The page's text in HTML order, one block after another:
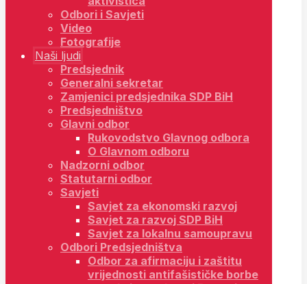
Odbori i Savjeti
Video
Fotografije
Naši ljudi
Predsjednik
Generalni sekretar
Zamjenici predsjednika SDP BiH
Predsjedništvo
Glavni odbor
Rukovodstvo Glavnog odbora
O Glavnom odboru
Nadzorni odbor
Statutarni odbor
Savjeti
Savjet za ekonomski razvoj
Savjet za razvoj SDP BiH
Savjet za lokalnu samoupravu
Odbori Predsjedništva
Odbor za afirmaciju i zaštitu
vrijednosti antifašističke borbe